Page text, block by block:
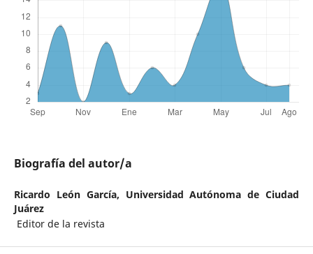
Biografía del autor/a
Ricardo León García, Universidad Autónoma de Ciudad
Juárez
Editor de la revista